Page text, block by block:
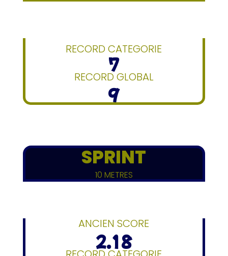
RECORD CATEGORIE
7
RECORD GLOBAL
9
SPRINT
10 METRES
ANCIEN SCORE
2.18